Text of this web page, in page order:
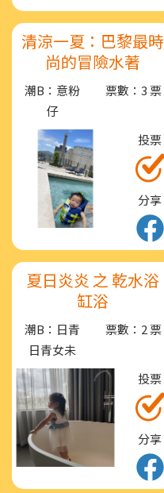
清涼一夏：巴黎最時
尚的冒險水著
潮B：意粉
仔
票數：3 票
投票
分享
夏日炎炎 之 乾水浴
缸浴
潮B：日青
日青女未
票數：2 票
投票
分享